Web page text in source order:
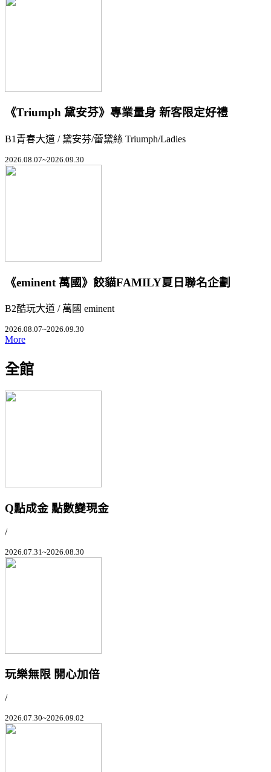
《Triumph 黛安芬》專業量身 新客限定好禮
B1青春大道 / 黛安芬/蕾黛絲 Triumph/Ladies
2026.08.07~2026.09.30
《eminent 萬國》餃貓FAMILY夏日聯名企劃
B2酷玩大道 / 萬國 eminent
2026.08.07~2026.09.30
More
全館
Q點成金 點數變現金
/
2026.07.31~2026.08.30
玩樂無限 開心加倍
/
2026.07.30~2026.09.02